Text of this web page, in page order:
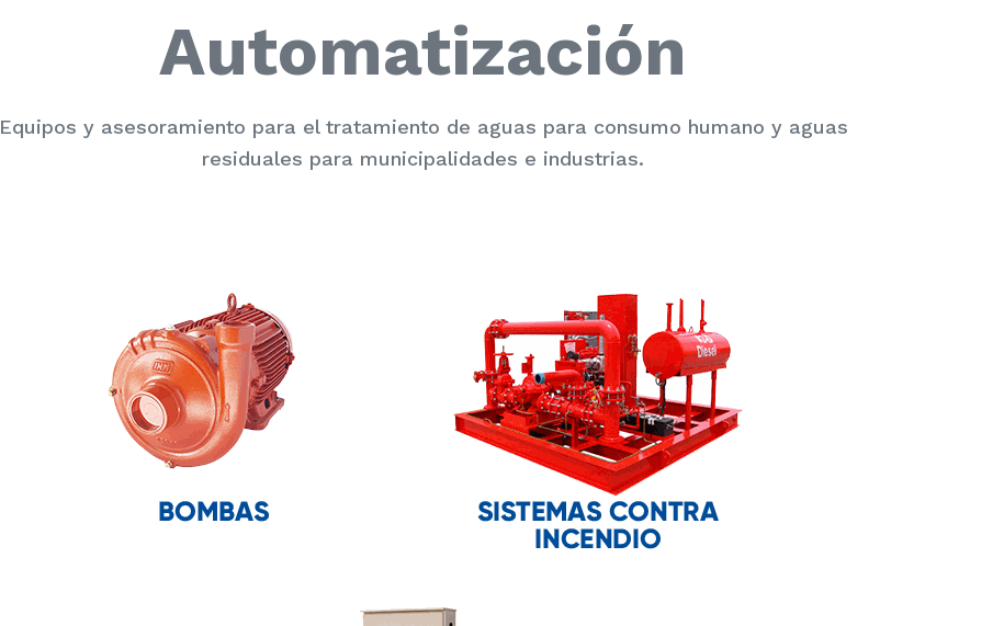
Automatización
Equipos y asesoramiento para el tratamiento de aguas para consumo humano y aguas
residuales para municipalidades e industrias.